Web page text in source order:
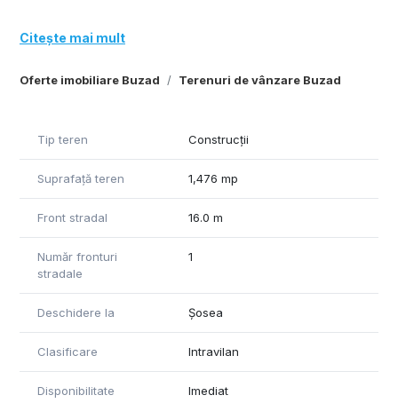
Oferte imobiliare Buzad Terenuri de vânzare Buzad
Citește mai mult
Tip teren Construcții
Suprafață teren 1,476 mp
Front stradal 16.0 m
Număr fronturi
stradale
1
Deschidere la Șosea
Clasificare Intravilan
Disponibilitate Imediat